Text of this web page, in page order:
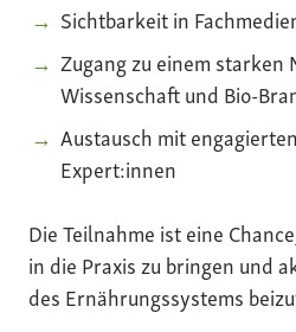
Sichtbarkeit in
Zugang zu einem starken
Wissenschaft und Bio-
Austausch mit
Expert:innen
Die Teilnahme ist eine
in die Praxis zu bringen und
des Ernährungssystems